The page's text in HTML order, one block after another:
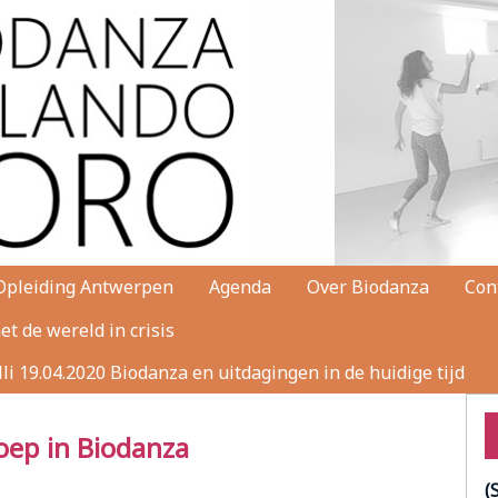
Antwerpen Agenda Over Biodanza
de wereld in crisis
19.04.2020 Biodanza en uitdagingen in de huidige tijd
in Biodanza